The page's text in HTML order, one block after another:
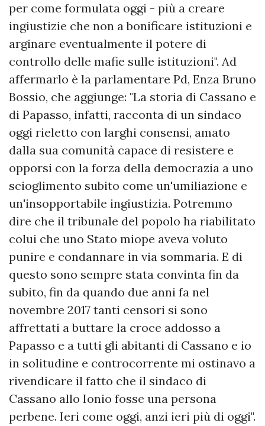
per come formulata oggi - più a creare
ingiustizie che non a bonificare istituzioni e
arginare eventualmente il potere di
controllo delle mafie sulle istituzioni". Ad
affermarlo è la parlamentare Pd, Enza Bruno
Bossio, che aggiunge: "La storia di Cassano e
di Papasso, infatti, racconta di un sindaco
oggi rieletto con larghi consensi, amato
dalla sua comunità capace di resistere e
opporsi con la forza della democrazia a uno
scioglimento subito come un'umiliazione e
un'insopportabile ingiustizia. Potremmo
dire che il tribunale del popolo ha riabilitato
colui che uno Stato miope aveva voluto
punire e condannare in via sommaria. E di
questo sono sempre stata convinta fin da
subito, fin da quando due anni fa nel
novembre 2017 tanti censori si sono
affrettati a buttare la croce addosso a
Papasso e a tutti gli abitanti di Cassano e io
in solitudine e controcorrente mi ostinavo a
rivendicare il fatto che il sindaco di
Cassano allo Ionio fosse una persona
perbene. Ieri come oggi, anzi ieri più di oggi".